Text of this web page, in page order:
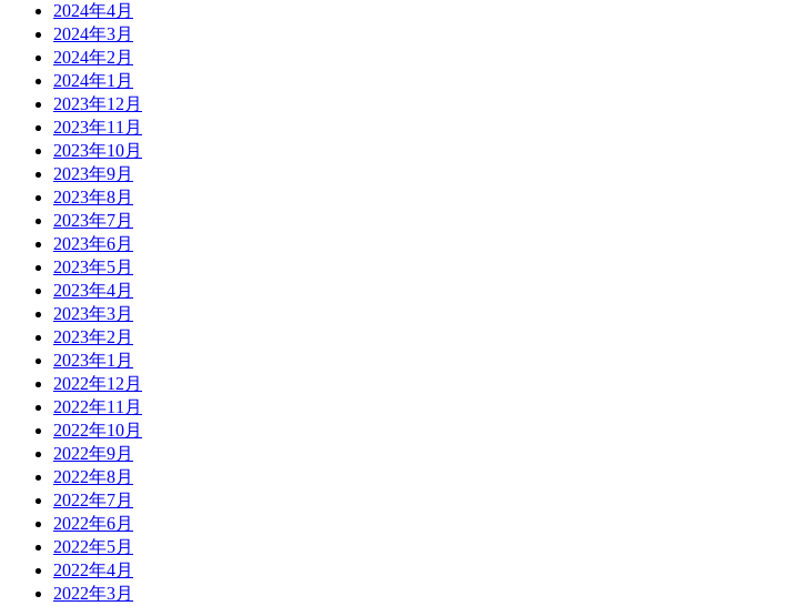
2024年4月
2024年3月
2024年2月
2024年1月
2023年12月
2023年11月
2023年10月
2023年9月
2023年8月
2023年7月
2023年6月
2023年5月
2023年4月
2023年3月
2023年2月
2023年1月
2022年12月
2022年11月
2022年10月
2022年9月
2022年8月
2022年7月
2022年6月
2022年5月
2022年4月
2022年3月